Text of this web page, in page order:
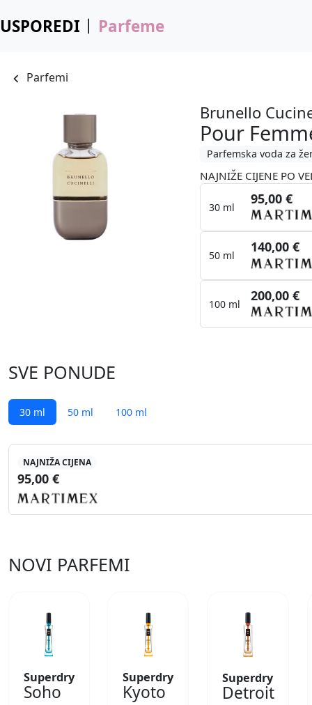
USPOREDI Parfeme
Parfemi
Brunello
Pour
Parfemska voda za
NAJNIŽE CIJENE PO
30 ml
95,00 €
50 ml
140,00 €
100 ml
200,00 €
SVE PONUDE
30 ml 50 ml 100 ml
NAJNIŽA CIJENA
95,00 €
NOVI PARFEMI
Superdry
Soho
Superdry
Kyoto
Superdry
Detroit